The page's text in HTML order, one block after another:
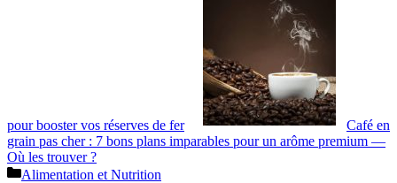
pour booster vos réserves de fer
Café en
grain pas cher : 7 bons plans imparables pour un arôme premium —
Où les trouver ?
Catégories
Alimentation et Nutrition